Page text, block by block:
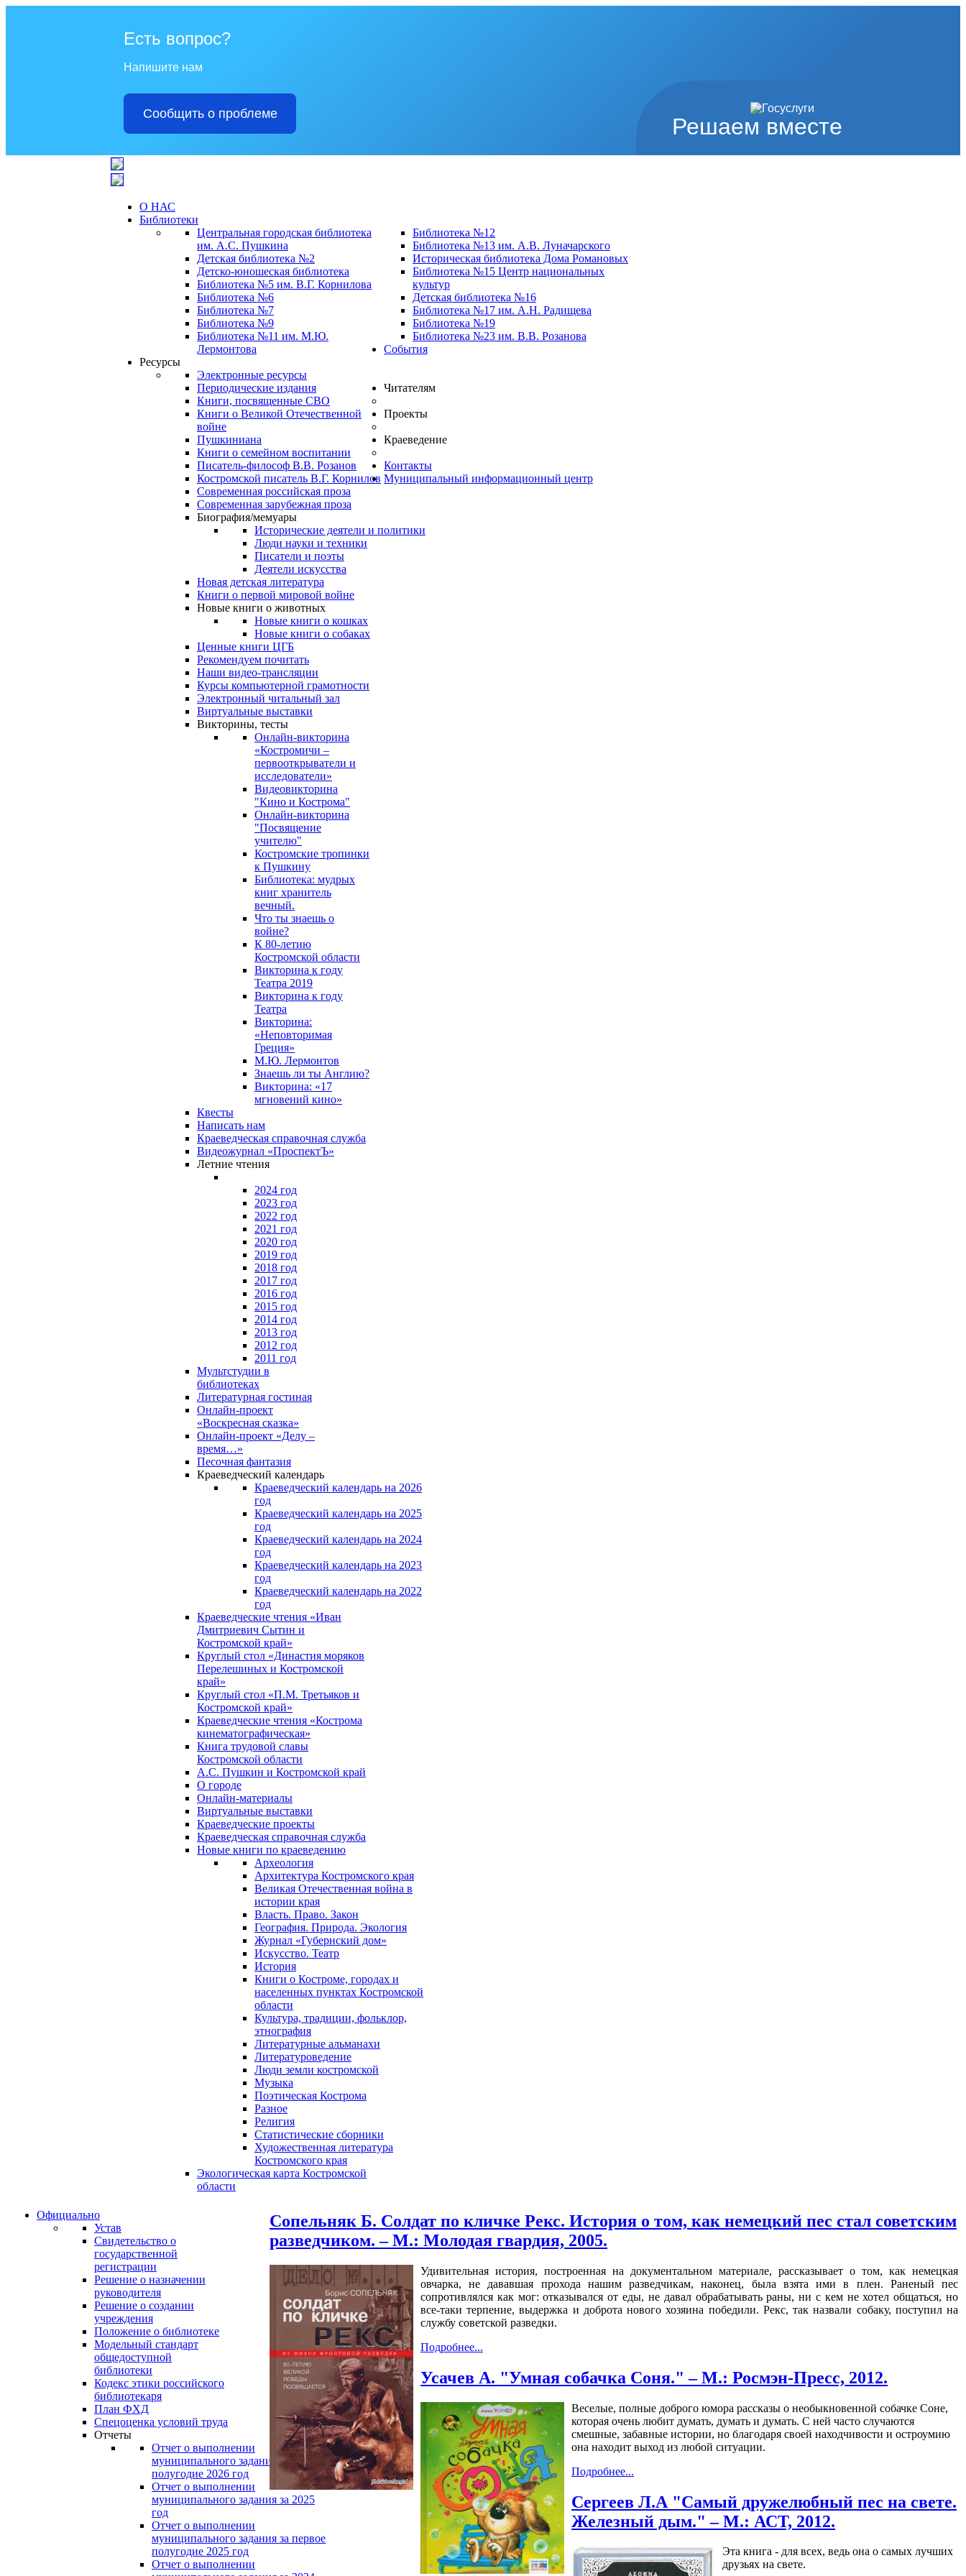
Решаем вместе
Есть вопрос?
Напишите нам
Сообщить о проблеме
О НАС
Библиотеки
Центральная городская библиотека
им. А.С. Пушкина
Детская библиотека №2
Детско-юношеская библиотека
Библиотека №5 им. В.Г. Корнилова
Библиотека №6
Библиотека №7
Библиотека №9
Библиотека №11 им. М.Ю.
Лермонтова
Библиотека №12
Библиотека №13 им. А.В. Луначарского
Историческая библиотека Дома Романовых
Библиотека №15 Центр национальных
культур
Детская библиотека №16
Библиотека №17 им. А.Н. Радищева
Библиотека №19
Библиотека №23 им. В.В. Розанова
События
Ресурсы
Электронные ресурсы
Периодические издания
Книги, посвященные СВО
Книги о Великой Отечественной
войне
Пушкиниана
Книги о семейном воспитании
Писатель-философ В.В. Розанов
Костромской писатель В.Г. Корнилов
Современная российская проза
Современная зарубежная проза
Биография/мемуары
Исторические деятели и политики
Люди науки и техники
Писатели и поэты
Деятели искусства
Новая детская литература
Книги о первой мировой войне
Новые книги о животных
Новые книги о кошках
Новые книги о собаках
Ценные книги ЦГБ
Читателям
Рекомендуем почитать
Наши видео-трансляции
Курсы компьютерной грамотности
Электронный читальный зал
Виртуальные выставки
Викторины, тесты
Онлайн-викторина
«Костромичи –
первооткрыватели и
исследователи»
Видеовикторина
"Кино и Кострома"
Онлайн-викторина
"Посвящение
учителю"
Костромские тропинки
к Пушкину
Библиотека: мудрых
книг хранитель
вечный.
Что ты знаешь о
войне?
К 80-летию
Костромской области
Викторина к году
Театра 2019
Викторина к году
Театра
Викторина:
«Неповторимая
Греция»
М.Ю. Лермонтов
Знаешь ли ты Англию?
Викторина: «17
мгновений кино»
Квесты
Написать нам
Краеведческая справочная служба
Видеожурнал «ПроспектЪ»
Проекты
Летние чтения
2024 год
2023 год
2022 год
2021 год
2020 год
2019 год
2018 год
2017 год
2016 год
2015 год
2014 год
2013 год
2012 год
2011 год
Мультстудии в
библиотеках
Литературная гостиная
Онлайн-проект
«Воскресная сказка»
Онлайн-проект «Делу –
время…»
Песочная фантазия
Краеведение
Краеведческий календарь
Краеведческий календарь на 2026
год
Краеведческий календарь на 2025
год
Краеведческий календарь на 2024
год
Краеведческий календарь на 2023
год
Краеведческий календарь на 2022
год
Краеведческие чтения «Иван
Дмитриевич Сытин и
Костромской край»
Круглый стол «Династия моряков
Перелешиных и Костромской
край»
Круглый стол «П.М. Третьяков и
Костромской край»
Краеведческие чтения «Кострома
кинематографическая»
Книга трудовой славы
Костромской области
А.С. Пушкин и Костромской край
О городе
Онлайн-материалы
Виртуальные выставки
Краеведческие проекты
Краеведческая справочная служба
Новые книги по краеведению
Археология
Архитектура Костромского края
Великая Отечественная война в
истории края
Власть. Право. Закон
География. Природа. Экология
Журнал «Губернский дом»
Искусство. Театр
История
Книги о Костроме, городах и
населенных пунктах Костромской
области
Культура, традиции, фольклор,
этнография
Литературные альманахи
Литературоведение
Люди земли костромской
Музыка
Поэтическая Кострома
Разное
Религия
Статистические сборники
Художественная литература
Костромского края
Экологическая карта Костромской
области
Контакты
Муниципальный информационный центр
Официально
Устав
Свидетельство о
государственной
регистрации
Решение о назначении
руководителя
Решение о создании
учреждения
Положение о библиотеке
Модельный стандарт
общедоступной
библиотеки
Кодекс этики российского
библиотекаря
План ФХД
Спецоценка условий труда
Отчеты
Отчет о выполнении
муниципального задания за первое
полугодие 2026 год
Отчет о выполнении
муниципального задания за 2025
год
Отчет о выполнении
муниципального задания за первое
полугодие 2025 год
Отчет о выполнении
Сопельняк Б. Солдат по кличке Рекс. История о том, как немецкий пес стал советским
разведчиком. – М.: Молодая гвардия, 2005.
Удивительная история, построенная на документальном материале, рассказывает о том, как немецкая
овчарка, не дававшая прохода нашим разведчикам, наконец, была взята ими в плен. Раненый пес
сопротивлялся как мог: отказывался от еды, не давал обрабатывать раны, ни с кем не хотел общаться, но
все-таки терпение, выдержка и доброта нового хозяина победили. Рекс, так назвали собаку, поступил на
службу советской разведки.
Подробнее...
Усачев А. "Умная собачка Соня." – М.: Росмэн-Пресс, 2012.
Веселые, полные доброго юмора рассказы о необыкновенной собачке Соне,
которая очень любит думать, думать и думать. С ней часто случаются
смешные, забавные истории, но благодаря своей находчивости и остроумию
она находит выход из любой ситуации.
Подробнее...
Сергеев Л.А "Самый дружелюбный пес на свете.
Железный дым." – М.: АСТ, 2012.
Эта книга - для всех, ведь она о самых лучших
друзьях на свете.